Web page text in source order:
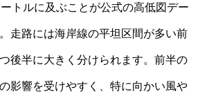
トルに及ぶことが公式の高低図デー
走路には海岸線の平坦区間が多い前
後半に大きく分けられます。前半の
影響を受けやすく、特に向かい風や